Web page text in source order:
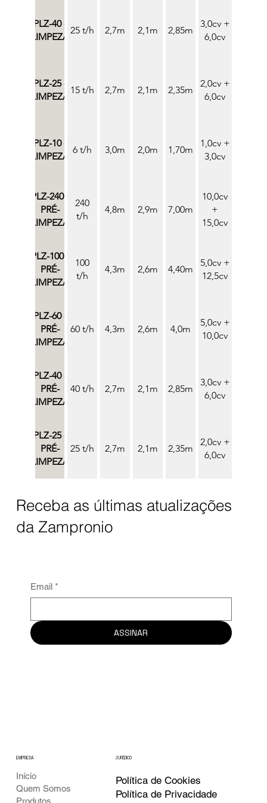
PLZ-40 -
LIMPEZA
25 t/h 2,7m 2,1m 2,85m
3,0cv +
6,0cv
PLZ-25 -
LIMPEZA
15 t/h 2,7m 2,1m 2,35m
2,0cv +
6,0cv
PLZ-10 -
LIMPEZA
6 t/h 3,0m 2,0m 1,70m
1,0cv +
3,0cv
PLZ-240 -
PRÉ-
LIMPEZA
240
t/h
4,8m 2,9m 7,00m
10,0cv
+
15,0cv
PLZ-100 -
PRÉ-
LIMPEZA
100
t/h
4,3m 2,6m 4,40m
5,0cv +
12,5cv
PLZ-60 -
PRÉ-
LIMPEZA
60 t/h 4,3m 2,6m 4,0m
5,0cv +
10,0cv
PLZ-40 -
PRÉ-
LIMPEZA
40 t/h 2,7m 2,1m 2,85m
3,0cv +
6,0cv
PLZ-25 -
PRÉ-
LIMPEZA
25 t/h 2,7m 2,1m 2,35m
2,0cv +
6,0cv
Receba as últimas atualizações
da Zampronio
Email *
ASSINAR
Início
Quem Somos
Produtos
EMPRESA JURÍDICO
Política de Privacidade
Política de Cookies